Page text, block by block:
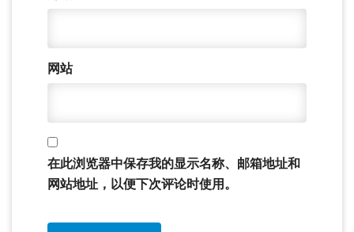
网站
在此浏览器中保存我的显示名称、邮箱地址和
网站地址，以便下次评论时使用。